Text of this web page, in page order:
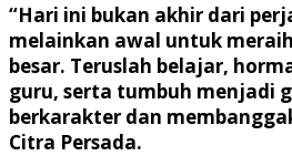
“Hari ini bukan akhir dari
melainkan awal untuk
besar. Teruslah belajar,
guru, serta tumbuh menjadi
berkarakter dan
Citra Persada.